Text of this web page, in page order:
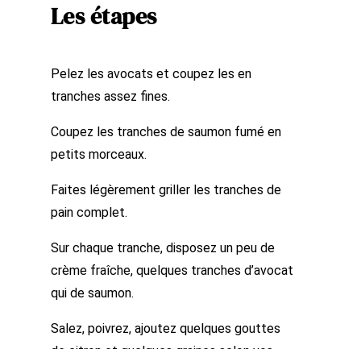
Les étapes
Pelez les avocats et coupez les en
tranches assez fines.
Coupez les tranches de saumon fumé en
petits morceaux.
Faites légèrement griller les tranches de
pain complet.
Sur chaque tranche, disposez un peu de
crème fraîche, quelques tranches d’avocat
qui de saumon.
Salez, poivrez, ajoutez quelques gouttes